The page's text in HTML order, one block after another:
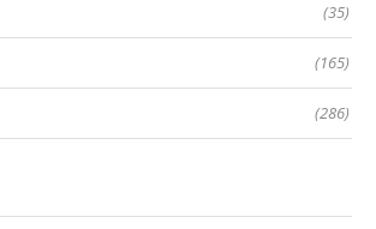
(35)
(165)
(286)